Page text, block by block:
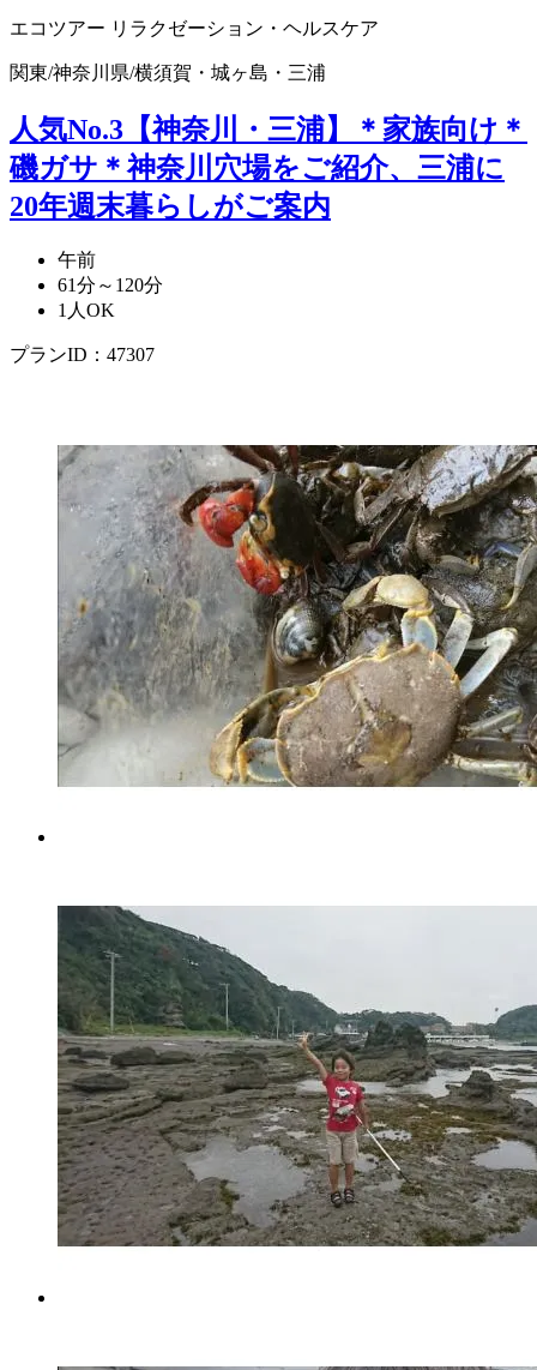
エコツアー リラクゼーション・ヘルスケア
関東/神奈川県/横須賀・城ヶ島・三浦
人気No.3【神奈川・三浦】＊家族向け＊
磯ガサ＊神奈川穴場をご紹介、三浦に
20年週末暮らしがご案内
午前
61分～120分
1人OK
プランID：47307